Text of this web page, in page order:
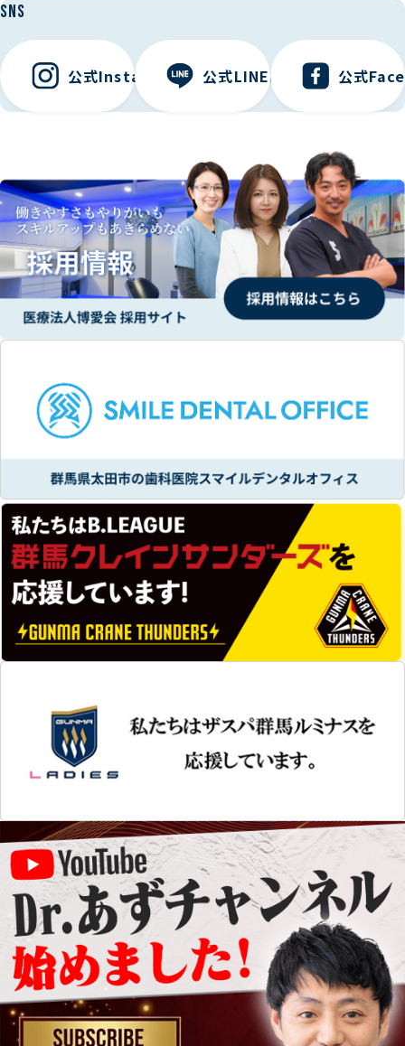
SNS
公式Instagramはこちら公式LINEはこちら 公式